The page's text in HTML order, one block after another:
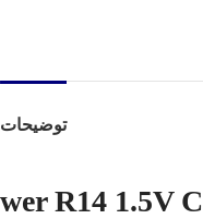
توضیحات